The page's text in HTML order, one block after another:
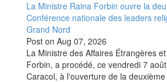
La Ministre Raina Forbin ouvre la
Conférence nationale des leaders
Grand Nord
Post on Aug 07, 2026
La Ministre des Affaires Étrangères
Forbin, a procédé, ce vendredi 7
Caracol, à l'ouverture de la